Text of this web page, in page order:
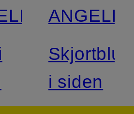
Skjortblus
i siden